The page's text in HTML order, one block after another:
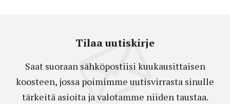
Tilaa uutiskirje
Saat suoraan sähköpostiisi kuukausittaisen
koosteen, jossa poimimme uutisvirrasta sinulle
tärkeitä asioita ja valotamme niiden taustaa.